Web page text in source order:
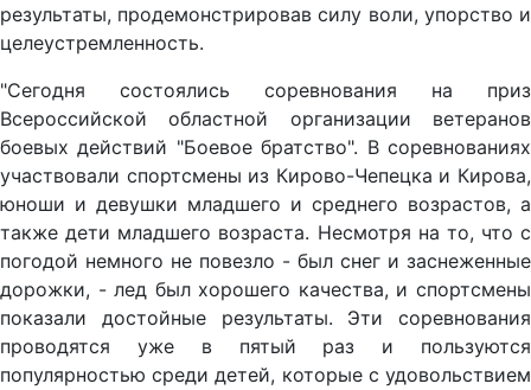
результаты, продемонстрировав силу воли, упорство и
целеустремленность.
"Сегодня состоялись соревнования на приз
Всероссийской областной организации ветеранов
боевых действий "Боевое братство". В соревнованиях
участвовали спортсмены из Кирово-Чепецка и Кирова,
юноши и девушки младшего и среднего возрастов, а
также дети младшего возраста. Несмотря на то, что с
погодой немного не повезло - был снег и заснеженные
дорожки, - лед был хорошего качества, и спортсмены
показали достойные результаты. Эти соревнования
проводятся уже в пятый раз и пользуются
популярностью среди детей, которые с удовольствием